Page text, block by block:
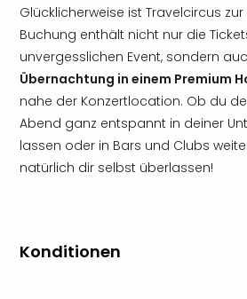
Glücklicherweise ist Travelcircus zur
Buchung enthält nicht nur die
unvergesslichen Event, sondern
Übernachtung in einem Premium
nahe der Konzertlocation. Ob du
Abend ganz entspannt in deiner
lassen oder in Bars und Clubs
natürlich dir selbst überlassen!
Konditionen